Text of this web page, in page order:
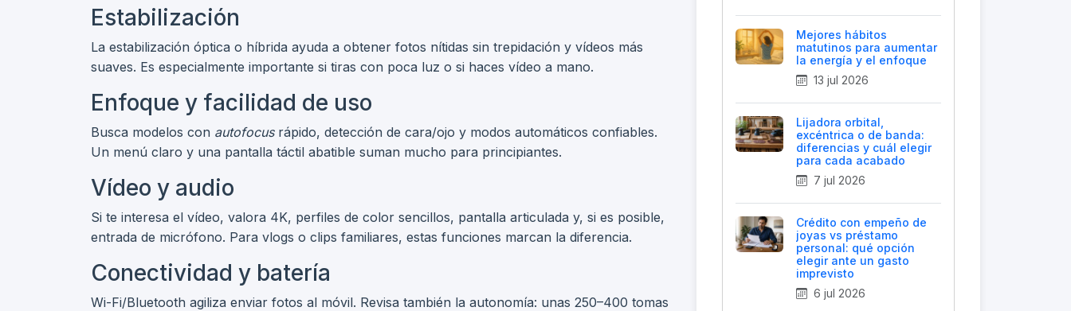
Estabilización
La estabilización óptica o híbrida ayuda a obtener fotos nítidas sin trepidación y vídeos más
suaves. Es especialmente importante si tiras con poca luz o si haces vídeo a mano.
Enfoque y facilidad de uso
Busca modelos con autofocusrápido, detección de cara/ojo y modos automáticos confiables.
Un menú claro y una pantalla táctil abatible suman mucho para principiantes.
Vídeo y audio
Si te interesa el vídeo, valora 4K, perfiles de color sencillos, pantalla articulada y, si es posible,
entrada de micrófono. Para vlogs o clips familiares, estas funciones marcan la diferencia.
Conectividad y batería
Wi-Fi/Bluetooth agiliza enviar fotos al móvil. Revisa también la autonomía: unas 250–400 tomas
Mejores hábitos
matutinos para aumentar
la energía y el enfoque
13 jul 2026
Lijadora orbital,
excéntrica o de banda:
diferencias y cuál elegir
para cada acabado
7 jul 2026
Crédito con empeño de
joyas vs préstamo
personal: qué opción
elegir ante un gasto
imprevisto
6 jul 2026